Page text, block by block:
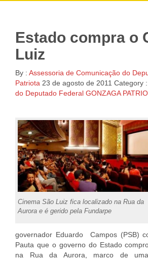
Estado compra o
Luiz
By : Assessoria de Comunicação do
Patriota 23 de agosto de 2011 Category :
do Deputado Federal GONZAGA
Cinema São Luiz fica localizado na Rua da
Aurora e é gerido pela Fundarpe
governador Eduardo Campos (PSB)
Pauta que o governo do Estado
na Rua da Aurora, marco de